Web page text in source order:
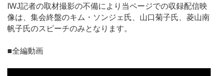
IWJ記者の取材撮影の不備により当ページでの収録配信映
像は、集会終盤のキム・ソンジェ氏、山口菊子氏、菱山南
帆子氏のスピーチのみとなります。
■全編動画